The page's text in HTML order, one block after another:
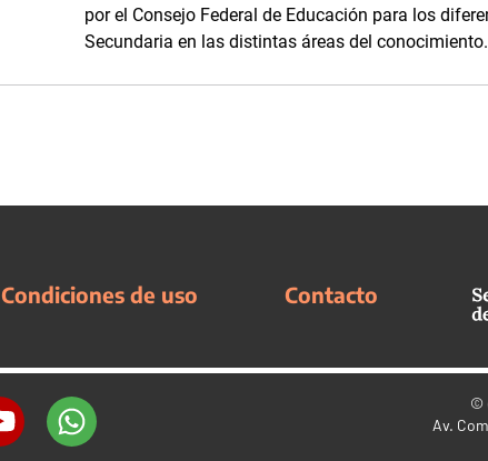
por el Consejo Federal de Educación para los
Secundaria en las distintas áreas del conocimiento.
Condiciones de uso Contacto
©
Av.